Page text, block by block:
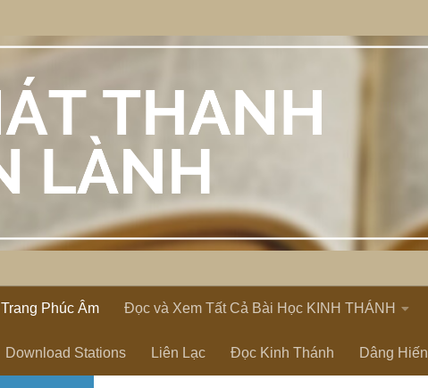
Trang Phúc Âm Đọc và Xem Tất Cả Bài Học KINH THÁNH
Download Stations Liên Lạc Đọc Kinh Thánh Dâng Hiến